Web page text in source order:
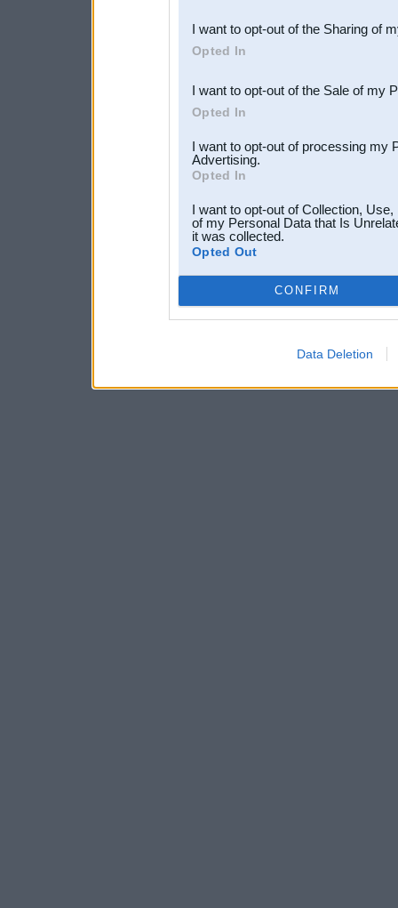
Downstream Participants
third parties.
I want to opt-out of the Sharing of
Opted In
I want to opt-out of the Sale of my
Opted In
I want to opt-out of processing my
Advertising.
Opted In
I want to opt-out of Collection,
of my Personal Data that Is
it was collected.
Opted Out
CONFIRM
Data Deletion